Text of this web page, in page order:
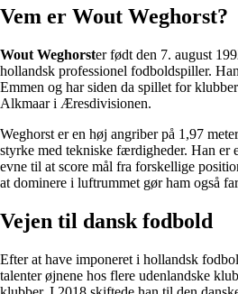
Vem er Wout Weghorst?
Wout Weghorster født den 7. august
hollandsk professionel fodboldspiller.
Emmen og har siden da spillet for
Alkmaar i Æresdivisionen.
Weghorst er en høj angriber på 1,97
styrke med tekniske færdigheder. Han er
evne til at score mål fra forskellige
at dominere i luftrummet gør ham også
Vejen til dansk fodbold
Efter at have imponeret i hollandsk
talenter øjnene hos flere udenlandske